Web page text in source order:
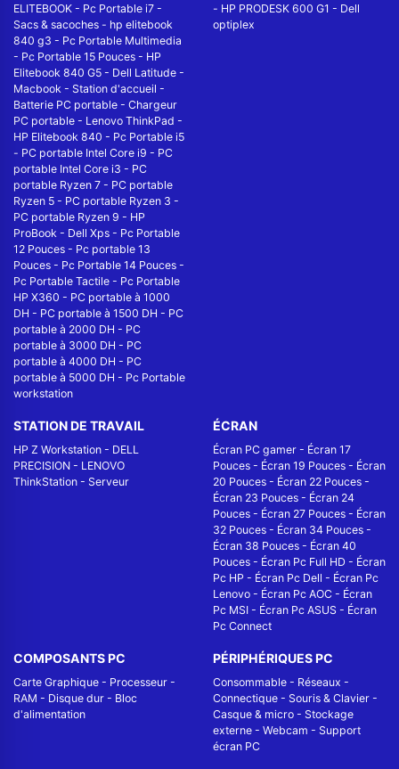
ELITEBOOK - Pc Portable i7 -
Sacs & sacoches - hp elitebook
840 g3 - Pc Portable Multimedia
- Pc Portable 15 Pouces - HP
Elitebook 840 G5 - Dell Latitude -
Macbook - Station d'accueil -
Batterie PC portable - Chargeur
PC portable - Lenovo ThinkPad -
HP Elitebook 840 - Pc Portable i5
- PC portable Intel Core i9 - PC
portable Intel Core i3 - PC
portable Ryzen 7 - PC portable
Ryzen 5 - PC portable Ryzen 3 -
PC portable Ryzen 9 - HP
ProBook - Dell Xps - Pc Portable
12 Pouces - Pc portable 13
Pouces - Pc Portable 14 Pouces -
Pc Portable Tactile - Pc Portable
HP X360 - PC portable à 1000
DH - PC portable à 1500 DH - PC
portable à 2000 DH - PC
portable à 3000 DH - PC
portable à 4000 DH - PC
portable à 5000 DH - Pc Portable
workstation
- HP PRODESK 600 G1 - Dell
optiplex
STATION DE TRAVAIL
HP Z Workstation - DELL
PRECISION - LENOVO
ThinkStation - Serveur
ÉCRAN
Écran PC gamer - Écran 17
Pouces - Écran 19 Pouces - Écran
20 Pouces - Écran 22 Pouces -
Écran 23 Pouces - Écran 24
Pouces - Écran 27 Pouces - Écran
32 Pouces - Écran 34 Pouces -
Écran 38 Pouces - Écran 40
Pouces - Écran Pc Full HD - Écran
Pc HP - Écran Pc Dell - Écran Pc
Lenovo - Écran Pc AOC - Écran
Pc MSI - Écran Pc ASUS - Écran
Pc Connect
COMPOSANTS PC
Carte Graphique - Processeur -
RAM - Disque dur - Bloc
d'alimentation
PÉRIPHÉRIQUES PC
Consommable - Réseaux -
Connectique - Souris & Clavier -
Casque & micro - Stockage
externe - Webcam - Support
écran PC